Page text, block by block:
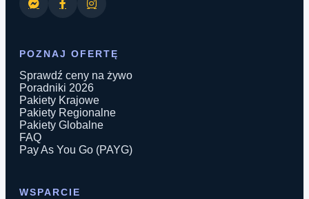
POZNAJ OFERTĘ
Sprawdź ceny na żywo
Poradniki 2026
Pakiety Krajowe
Pakiety Regionalne
Pakiety Globalne
FAQ
Pay As You Go (PAYG)
WSPARCIE